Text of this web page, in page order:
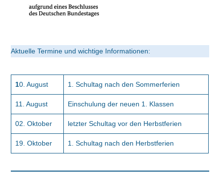
Aktuelle Termine und wichtige Informationen:
10. August 1. Schultag nach den Sommerferien
11. August Einschulung der neuen 1. Klassen
02. Oktober letzter Schultag vor den Herbstferien
19. Oktober 1. Schultag nach den Herbstferien